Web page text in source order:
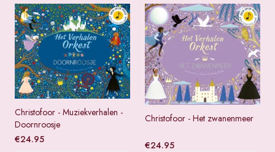
Christofoor - Muziekverhalen -
Doornroosje
€24.95
Christofoor - Het zwanenmeer
€24.95